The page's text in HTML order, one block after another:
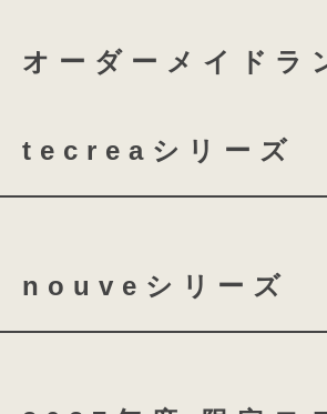
つむもの 鎧
オーダーメイドラ
tecreaシリーズ
nouveシリーズ